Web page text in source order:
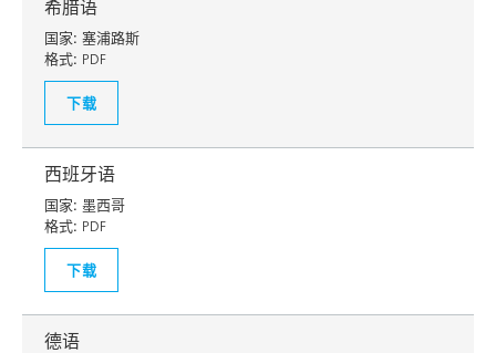
希腊语
国家: 塞浦路斯
格式: PDF
下载
西班牙语
国家: 墨西哥
格式: PDF
下载
德语